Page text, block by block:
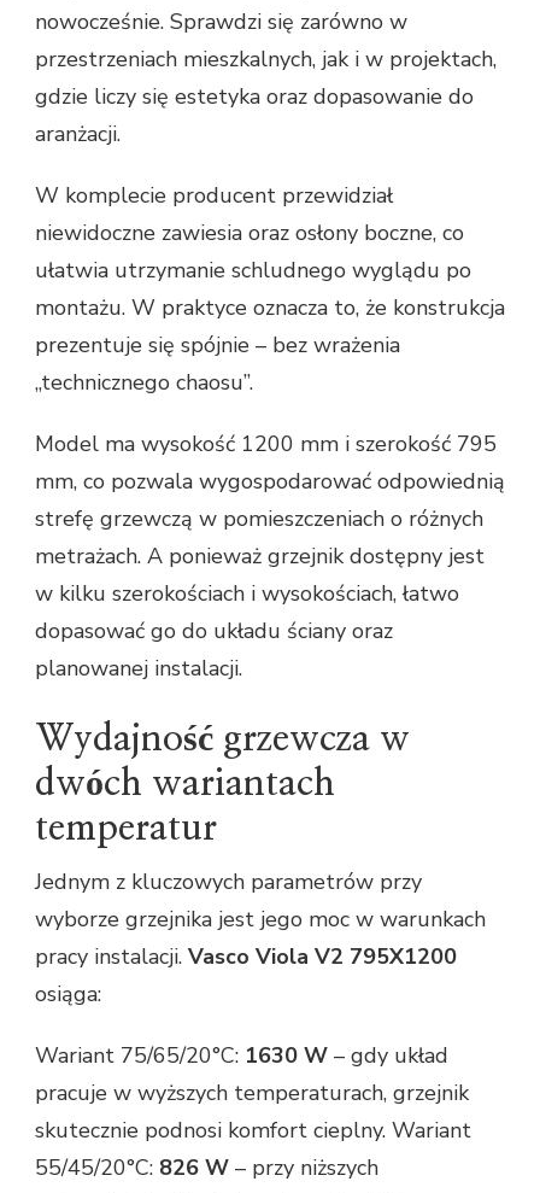
nowocześnie. Sprawdzi się zarówno w
przestrzeniach mieszkalnych, jak i w projektach,
gdzie liczy się estetyka oraz dopasowanie do
aranżacji.
W komplecie producent przewidział
niewidoczne zawiesia oraz osłony boczne, co
ułatwia utrzymanie schludnego wyglądu po
montażu. W praktyce oznacza to, że konstrukcja
prezentuje się spójnie – bez wrażenia
„technicznego chaosu”.
Model ma wysokość 1200 mm i szerokość 795
mm, co pozwala wygospodarować odpowiednią
strefę grzewczą w pomieszczeniach o różnych
metrażach. A ponieważ grzejnik dostępny jest
w kilku szerokościach i wysokościach, łatwo
dopasować go do układu ściany oraz
planowanej instalacji.
Wydajność grzewcza w
dwóch wariantach
temperatur
Jednym z kluczowych parametrów przy
wyborze grzejnika jest jego moc w warunkach
pracy instalacji. Vasco Viola V2 795X1200
osiąga:
Wariant 75/65/20°C: 1630 W – gdy układ
pracuje w wyższych temperaturach, grzejnik
skutecznie podnosi komfort cieplny. Wariant
55/45/20°C: 826 W – przy niższych